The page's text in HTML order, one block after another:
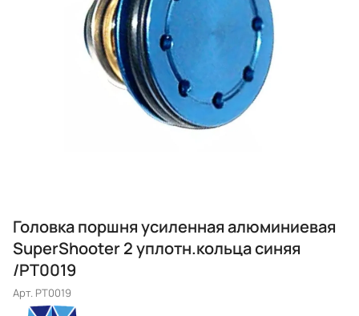
Головка поршня усиленная алюминиевая
SuperShooter 2 уплотн.кольца синяя
/PT0019
Арт. PT0019